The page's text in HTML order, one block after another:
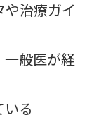
治療ガイ
一般医が経
る